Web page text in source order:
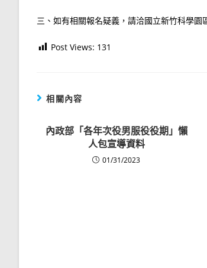
三、如有相關報名疑義，請洽國立新竹科學
Post Views: 131
相關內容
內政部「各年次役男服役役期」懶
人包宣導資料
01/31/2023